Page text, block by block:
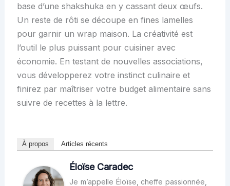
base d’une shakshuka en y cassant deux œufs.
Un reste de rôti se découpe en fines lamelles
pour garnir un wrap maison. La créativité est
l’outil le plus puissant pour cuisiner avec
économie. En testant de nouvelles associations,
vous développerez votre instinct culinaire et
finirez par maîtriser votre budget alimentaire sans
suivre de recettes à la lettre.
À propos Articles récents
Éloïse Caradec
Je m’appelle Éloïse, cheffe passionnée,